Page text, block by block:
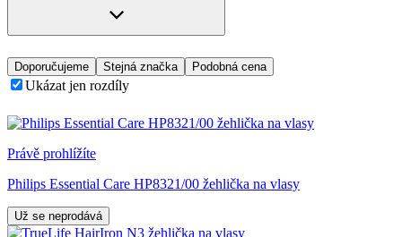
Doporučujeme Stejná značka Podobná cena
Ukázat jen rozdíly
Právě prohlížíte
Philips Essential Care HP8321/00 žehlička na vlasy
Už se neprodává